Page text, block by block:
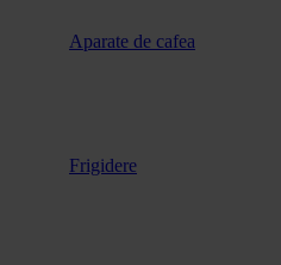
Aparate de cafea
Frigidere